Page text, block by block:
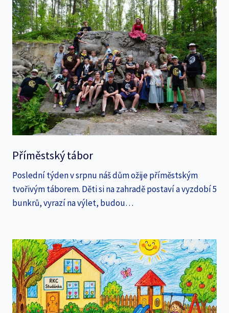
Příměstský tábor
Poslední týden v srpnu náš dům ožije příměstským
tvořivým táborem. Děti si na zahradě postaví a vyzdobí 5
bunkrů, vyrazí na výlet, budou…